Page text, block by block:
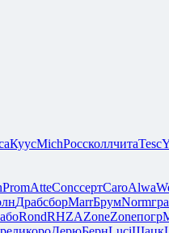
КуусMichРоссколлчитаTesc
PromAtteConcсертCaroAlwa
ДрабсборMarrБрумNorm
RondRHZAZoneZoneпогр